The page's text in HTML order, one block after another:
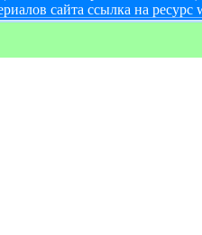
сайта ссылка на ресурс